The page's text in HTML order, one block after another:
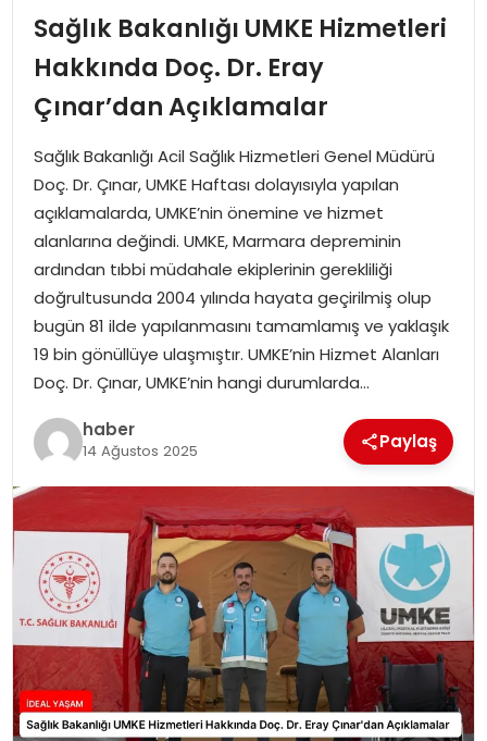
İDEAL YAŞAM
İDEAL SPOR
YAŞAM
MAGAZIN
SAĞLIK
SOSYAL HABER
Sağlık Bakanlığı UMKE Hizmetleri
Hakkında Doç. Dr. Eray
Çınar’dan Açıklamalar
Sağlık Bakanlığı Acil Sağlık Hizmetleri Genel Müdürü
Doç. Dr. Çınar, UMKE Haftası dolayısıyla yapılan
açıklamalarda, UMKE’nin önemine ve hizmet
alanlarına değindi. UMKE, Marmara depreminin
ardından tıbbi müdahale ekiplerinin gerekliliği
doğrultusunda 2004 yılında hayata geçirilmiş olup
bugün 81 ilde yapılanmasını tamamlamış ve yaklaşık
19 bin gönüllüye ulaşmıştır. UMKE’nin Hizmet Alanları
Doç. Dr. Çınar, UMKE’nin hangi durumlarda…
haber
14 Ağustos 2025 Paylaş